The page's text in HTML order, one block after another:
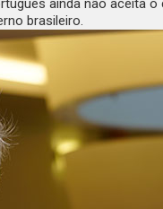
ainda não aceita
brasileiro.